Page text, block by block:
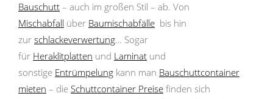
Bauschutt – auch im großen Stil – ab. Von
Mischabfall über Baumischabfälle bis hin
zur schlackeverwertung… Sogar
für Heraklitplatten und Laminat und
sonstige Entrümpelung kann man Bauschuttcontainer
mieten – die Schuttcontainer Preise finden sich